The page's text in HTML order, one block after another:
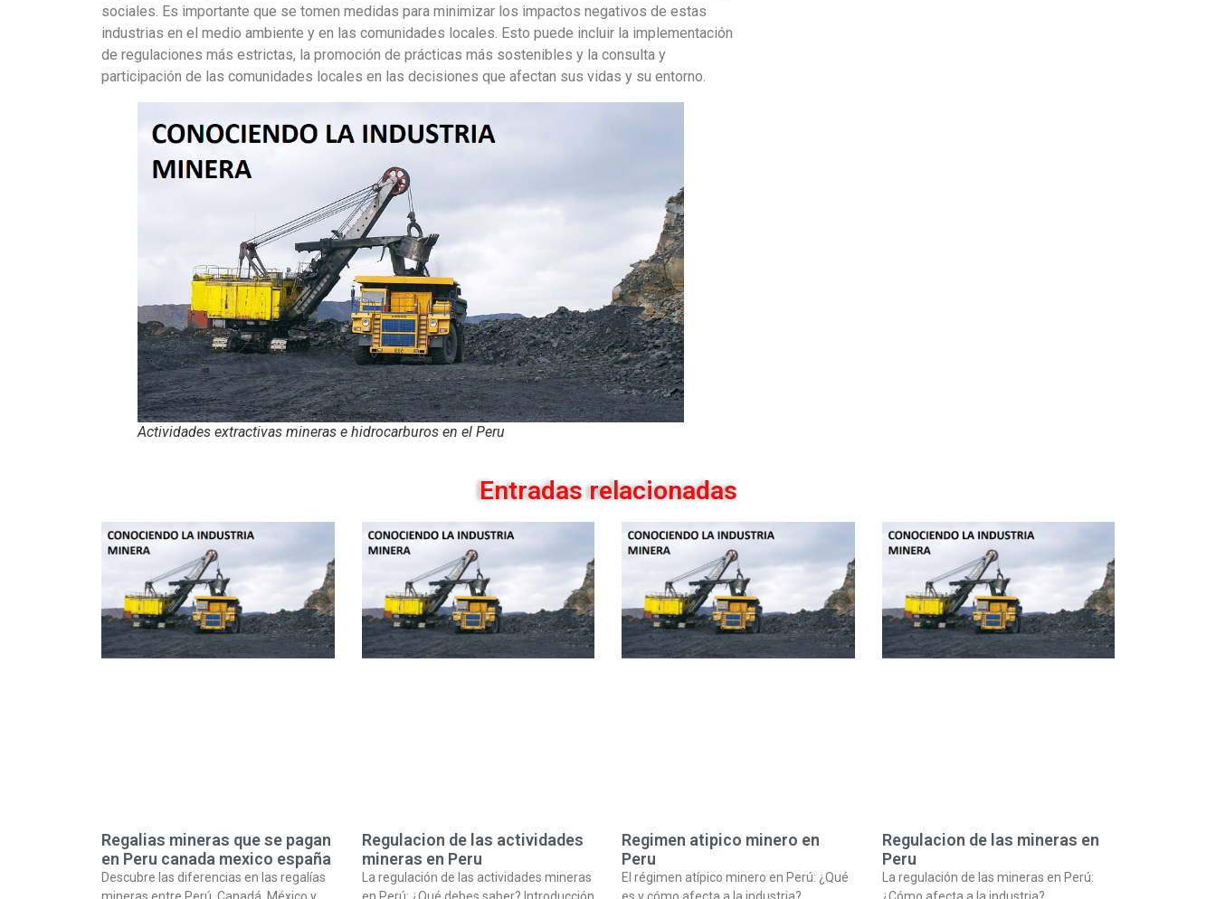
sociales. Es importante que se tomen medidas para minimizar los impactos negativos de estas
industrias en el medio ambiente y en las comunidades locales. Esto puede incluir la implementación
de regulaciones más estrictas, la promoción de prácticas más sostenibles y la consulta y
participación de las comunidades locales en las decisiones que afectan sus vidas y su entorno.
Actividades extractivas mineras e hidrocarburos en el Peru
Entradas relacionadas
Regalias mineras que se pagan
en Peru canada mexico españa
Descubre las diferencias en las regalías
Regulacion de las actividades
mineras en Peru
La regulación de las actividades mineras
Regimen atipico minero en
Peru
El régimen atípico minero en Perú: ¿Qué
Regulacion de las mineras en
Peru
La regulación de las mineras en Perú: